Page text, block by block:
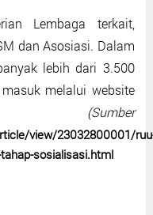
Lembaga terkait,
dan Asosiasi. Dalam
lebih dari 3.500
melalui website
view/23032800001/
sosialisasi.html